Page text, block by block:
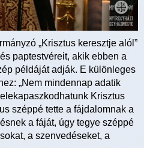
„Krisztus keresztje alól”
paptestvéreit, akik ebben a
példáját adják. E különleges
„Nem mindennap adatik
Krisztus
széppé tette a fájdalomnak a
a fáját, úgy tegye széppé
a szenvedéseket, a